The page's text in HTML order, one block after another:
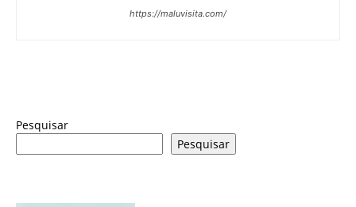
https://maluvisita.com/
Pesquisar
Pesquisar